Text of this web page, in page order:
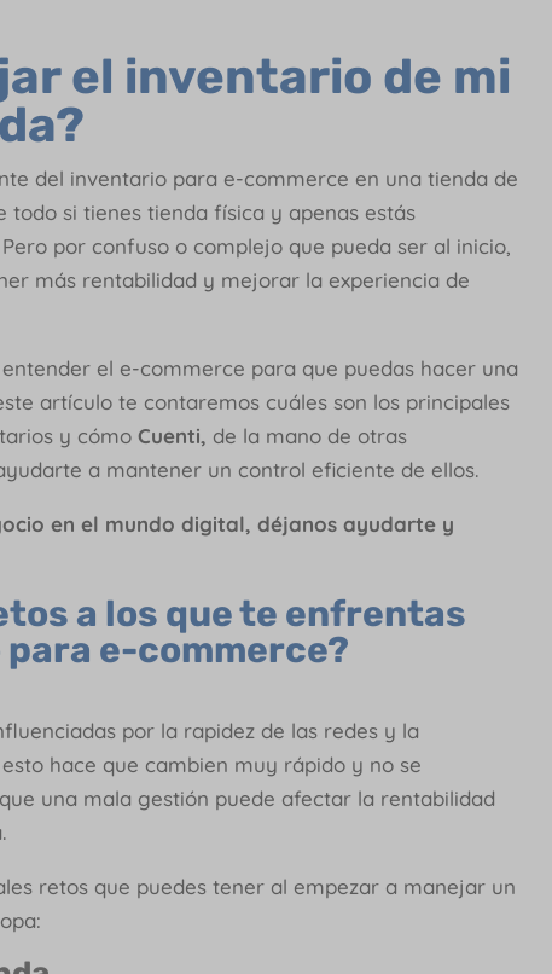
el inventario de mi
del inventario para e-commerce en una tienda de
todo si tienes tienda física y apenas estás
por confuso o complejo que pueda ser al inicio,
más rentabilidad y mejorar la experiencia de
el e-commerce para que puedas hacer una
artículo te contaremos cuáles son los principales
y cómoCuenti, de la mano de otras
a mantener un control eficiente de ellos.
en el mundo digital, déjanos ayudarte y
a los que te enfrentas
e-commerce?
por la rapidez de las redes y la
hace que cambien muy rápido y no se
una mala gestión puede afectar la rentabilidad
retos que puedes tener al empezar a manejar un